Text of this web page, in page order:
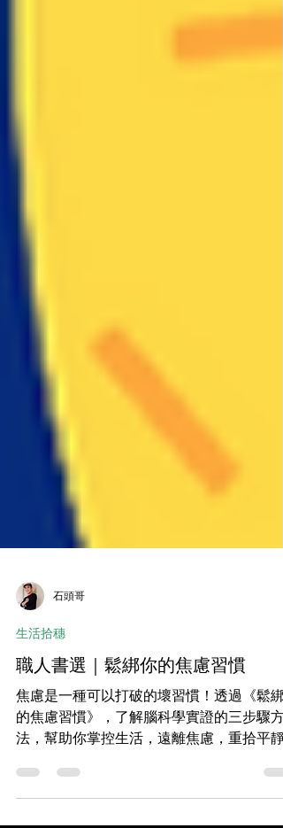
石頭哥
生活拾穗
職人書選｜鬆綁你的焦慮習慣
的焦慮習慣》，了解腦科學實證的三步驟方
法，幫助你掌控生活，遠離焦慮，重拾平靜
自信。